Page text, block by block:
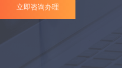
立即咨询办理